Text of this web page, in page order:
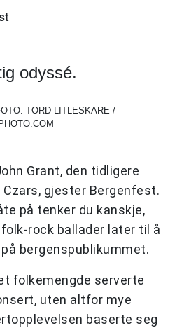
odyssé.
TORD LITLESKARE /
Grant, den tidligere
gjester Bergenfest.
på tenker du kanskje,
rock ballader later til å
bergenspublikummet.
folkemengde serverte
uten altfor mye
baserte seg